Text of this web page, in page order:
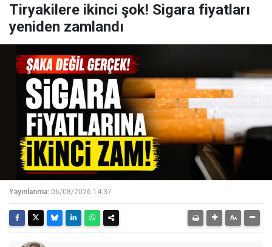
Tiryakilere ikinci şok! Sigara fiyatları
yeniden zamlandı
Yayınlanma: 06/08/2026 14:37